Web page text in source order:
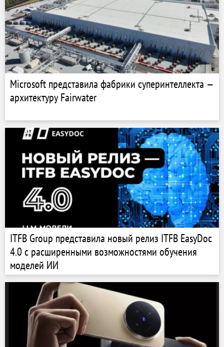
Microsoft представила фабрики суперинтеллекта —
архитектуру Fairwater
ITFB Group представила новый релиз ITFB EasyDoc
4.0 с расширенными возможностями обучения
моделей ИИ